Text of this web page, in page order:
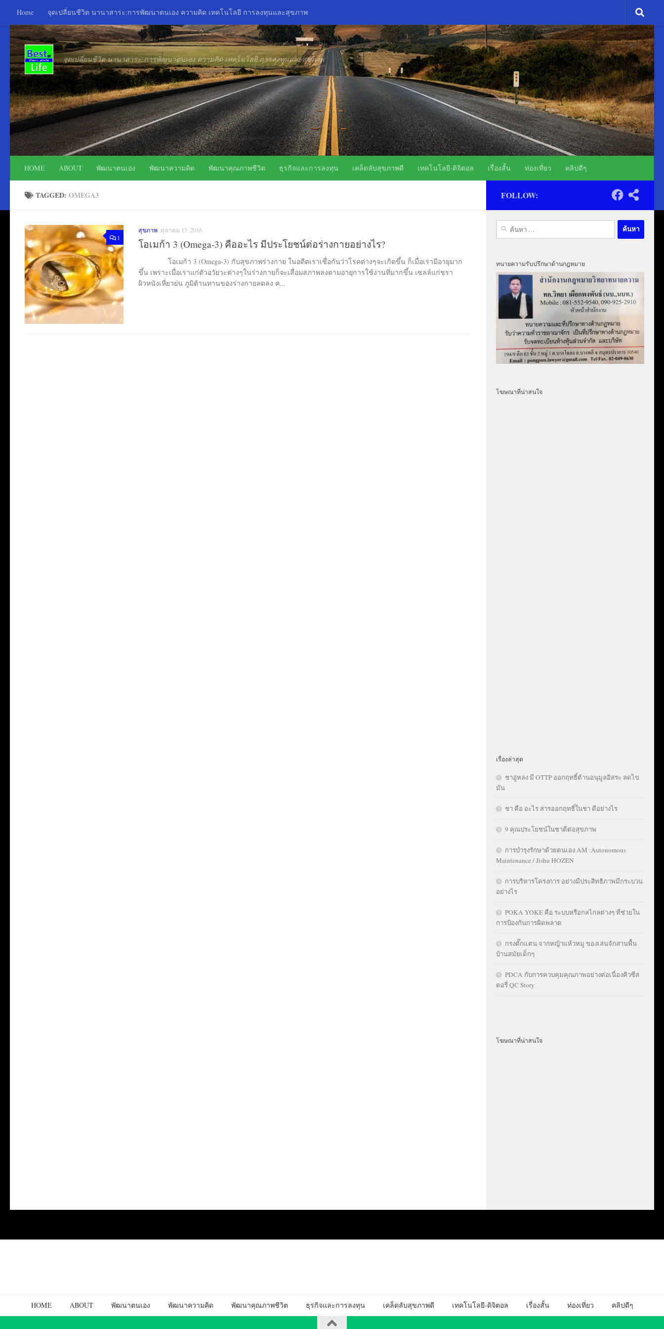
Skip to content
Home จุดเปลี่ยนชีวิต นานาสาระ:การพัฒนาตนเอง ความคิด เทคโนโลยี การลงทุนและสุขภาพ
จุดเปลี่ยนชีวิต นานาสาระ:การพัฒนาตนเอง ความคิด เทคโนโลยี การลงทุนและสุขภาพ
ADS
HOME ABOUT พัฒนาตนเอง พัฒนาความคิด พัฒนาคุณภาพชีวิต ธุรกิจและการลงทุน เคล็ดลับสุขภาพดี เทคโนโลยี-ดิจิตอล เรื่องสั้น ท่องเที่ยว คลิปดีๆ
TAGGED:OMEGA3
1
สุขภาพ ตุลาคม 13, 2016
โอเมก้า 3 (Omega-3) คืออะไร มีประโยชน์ต่อร่างกายอย่างไร?
โอเมก้า 3 (Omega-3) กับสุขภาพร่างกาย ในอดีตเราเชื่อกันว่าโรคต่างๆจะเกิดขึ้น ก็เมื่อเรามีอายุมาก
ขึ้น เพราะเมื่อเราแก่ตัวอวัยวะต่างๆในร่างกายก็จะเสื่อมสภาพลงตามอายุการใช้งานที่มากขึ้น เซลล์แก่ชรา
ผิวหนังเหี่ยวย่น ภูมิต้านทานของร่างกายลดลง ค...
FOLLOW:
ค้นหา
สำหรับ:
ทนายความรับปรึกษาด้านกฎหมาย
โฆษณาที่น่าสนใจ
เรื่องล่าสุด
ชาอู่หลง มี OTTP ออกฤทธิ์ต้านอนุมูลอิสระ ลดไข
มัน
ชา คือ อะไร สารออกฤทธิ์ในชา ดีอย่างไร
9 คุณประโยชน์ในชาดีต่อสุขภาพ
การบำรุงรักษาด้วยตนเอง AM :Autonomous
Maintenance / Jishu HOZEN
การบริหารโครงการ อย่างมีประสิทธิภาพมีกระบวน
อย่างไร
POKA YOKE คือ ระบบหรือกลไกลต่างๆ ที่ช่วยใน
การป้องกันการผิดพลาด
กรงตั๊กแตน จากหญ้าแห้วหมู ของเล่นจักสานพื้น
บ้านสมัยเด็กๆ
PDCA กับการควบคุมคุณภาพอย่างต่อเนื่องคิวซีส
ตอรี่ QC Story
โฆษณาที่น่าสนใจ
HOME ABOUT พัฒนาตนเอง พัฒนาความคิด พัฒนาคุณภาพชีวิต ธุรกิจและการลงทุน เคล็ดลับสุขภาพดี เทคโนโลยี-ดิจิตอล เรื่องสั้น ท่องเที่ยว คลิปดีๆ